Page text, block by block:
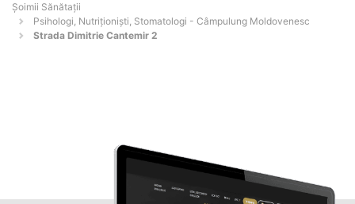
Şoimii Sănătații
Psihologi, Nutriționiști, Stomatologi - Câmpulung Moldovenesc
Strada Dimitrie Cantemir 2